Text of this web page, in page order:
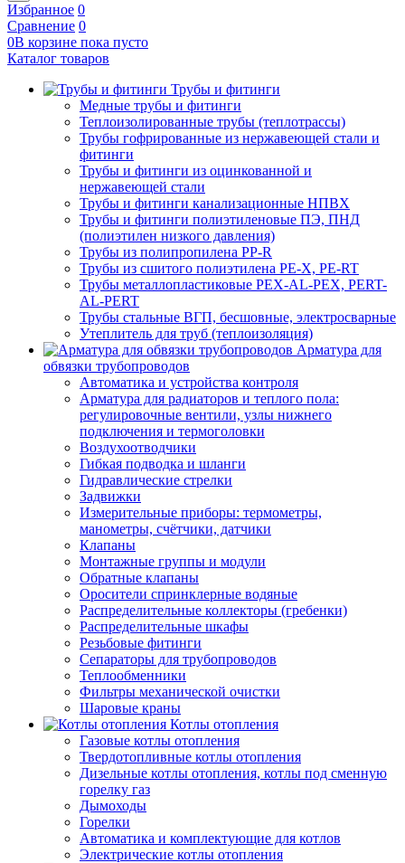
Избранное 0
Сравнение 0
0В корзине пока пусто
Каталог товаров
Трубы и фитинги
Медные трубы и фитинги
Теплоизолированные трубы (теплотрассы)
Трубы гофрированные из нержавеющей стали и
фитинги
Трубы и фитинги из оцинкованной и
нержавеющей стали
Трубы и фитинги канализационные НПВХ
Трубы и фитинги полиэтиленовые ПЭ, ПНД
(полиэтилен низкого давления)
Трубы из полипропилена PP-R
Трубы из сшитого полиэтилена PE-X, PE-RT
Трубы металлопластиковые PEX-AL-PEX, PERT-
AL-PERT
Трубы стальные ВГП, бесшовные, электросварные
Утеплитель для труб (теплоизоляция)
Арматура для
обвязки трубопроводов
Автоматика и устройства контроля
Арматура для радиаторов и теплого пола:
регулировочные вентили, узлы нижнего
подключения и термоголовки
Воздухоотводчики
Гибкая подводка и шланги
Гидравлические стрелки
Задвижки
Измерительные приборы: термометры,
манометры, счётчики, датчики
Клапаны
Монтажные группы и модули
Обратные клапаны
Оросители спринклерные водяные
Распределительные коллекторы (гребенки)
Распределительные шкафы
Резьбовые фитинги
Сепараторы для трубопроводов
Теплообменники
Фильтры механической очистки
Шаровые краны
Котлы отопления
Газовые котлы отопления
Твердотопливные котлы отопления
Дизельные котлы отопления, котлы под сменную
горелку газ
Дымоходы
Горелки
Автоматика и комплектующие для котлов
Электрические котлы отопления